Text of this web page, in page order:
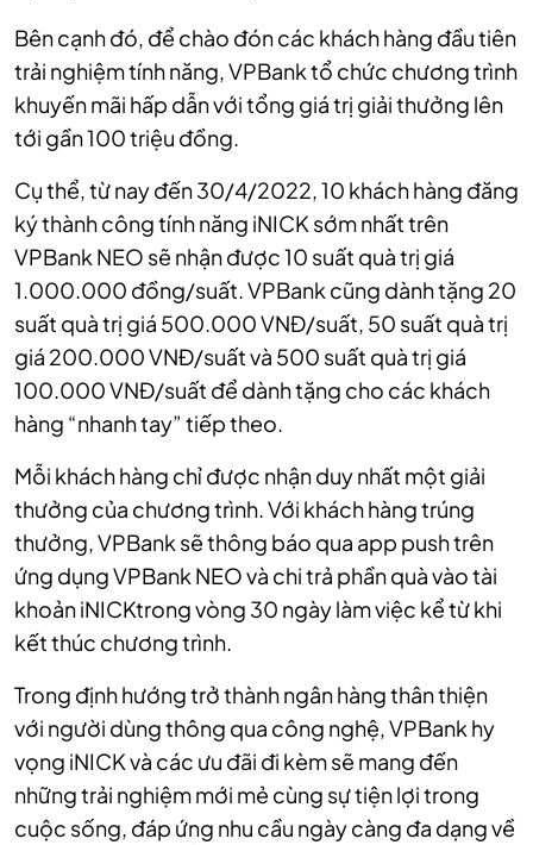
Bên cạnh đó, để chào đón các khách hàng đầu tiên
trải nghiệm tính năng, VPBank tổ chức chương trình
khuyến mãi hấp dẫn với tổng giá trị giải thưởng lên
tới gần 100 triệu đồng.
Cụ thể, từ nay đến 30/4/2022, 10 khách hàng đăng
ký thành công tính năng iNICK sớm nhất trên
VPBank NEO sẽ nhận được 10 suất quà trị giá
1.000.000 đồng/suất. VPBank cũng dành tặng 20
suất quà trị giá 500.000 VNĐ/suất, 50 suất quà trị
giá 200.000 VNĐ/suất và 500 suất quà trị giá
100.000 VNĐ/suất để dành tặng cho các khách
hàng “nhanh tay” tiếp theo.
Mỗi khách hàng chỉ được nhận duy nhất một giải
thưởng của chương trình. Với khách hàng trúng
thưởng, VPBank sẽ thông báo qua app push trên
ứng dụng VPBank NEO và chi trả phần quà vào tài
khoản iNICKtrong vòng 30 ngày làm việc kể từ khi
kết thúc chương trình.
Trong định hướng trở thành ngân hàng thân thiện
với người dùng thông qua công nghệ, VPBank hy
vọng iNICK và các ưu đãi đi kèm sẽ mang đến
những trải nghiệm mới mẻ cùng sự tiện lợi trong
cuộc sống, đáp ứng nhu cầu ngày càng đa dạng về